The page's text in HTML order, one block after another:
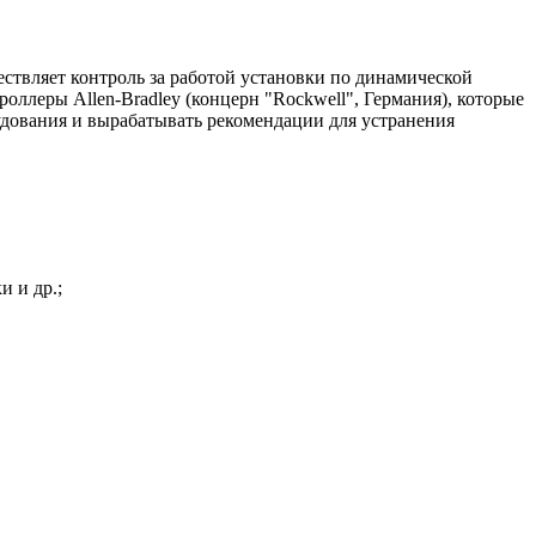
контроль за работой установки по динамической
Allen-Bradley (концерн "Rockwell", Германия), которые
и вырабатывать рекомендации для устранения
и др.;